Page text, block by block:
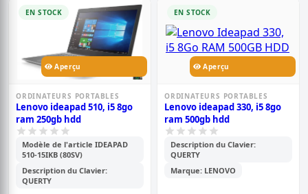
EN STOCK
Aperçu
ORDINATEURS PORTABLES
Lenovo ideapad 510, i5 8go
ram 250gb hdd
Modèle de l'article IDEAPAD
510-15IKB (80SV)
Description du Clavier:
QUERTY
EN STOCK
Aperçu
ORDINATEURS PORTABLES
Lenovo ideapad 330, i5 8go
ram 500gb hdd
Description du Clavier:
QUERTY
Marque: LENOVO